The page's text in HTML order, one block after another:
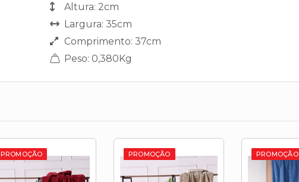
Altura: 2cm
Largura: 35cm
Comprimento: 37cm
Peso: 0,380Kg
PROMOÇÃO PROMOÇÃO PROMOÇÃO